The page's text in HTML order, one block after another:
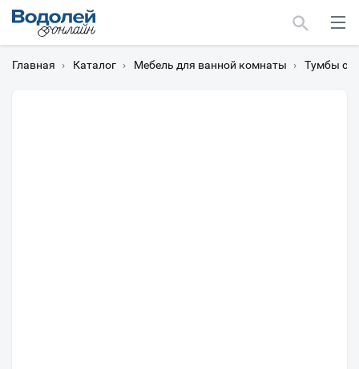
Главная › Каталог › Мебель для ванной комнаты › Тумбы с